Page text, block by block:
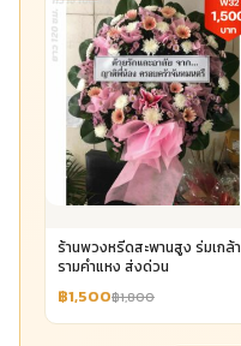
ร้านพวงหรีดสะพานสูง ร่มเกล้า
รามคำแหง ส่งด่วน
฿1,500฿1,800